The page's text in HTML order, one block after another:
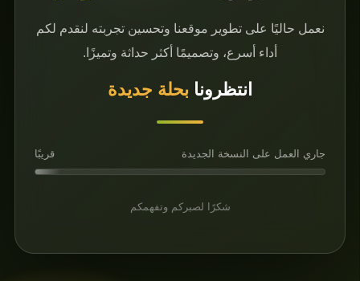
تطوير موقعنا وتحسين تجربته لنقدم لكم
أسرع، وتصميمًا أكثر حداثة وتميزًا.
بحلة جديدة
النسخة الجديدة
شكرًا لصبركم وتفهمكم